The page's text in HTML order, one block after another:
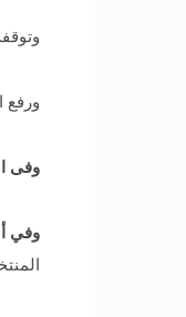
ورفع
وفى
وفي